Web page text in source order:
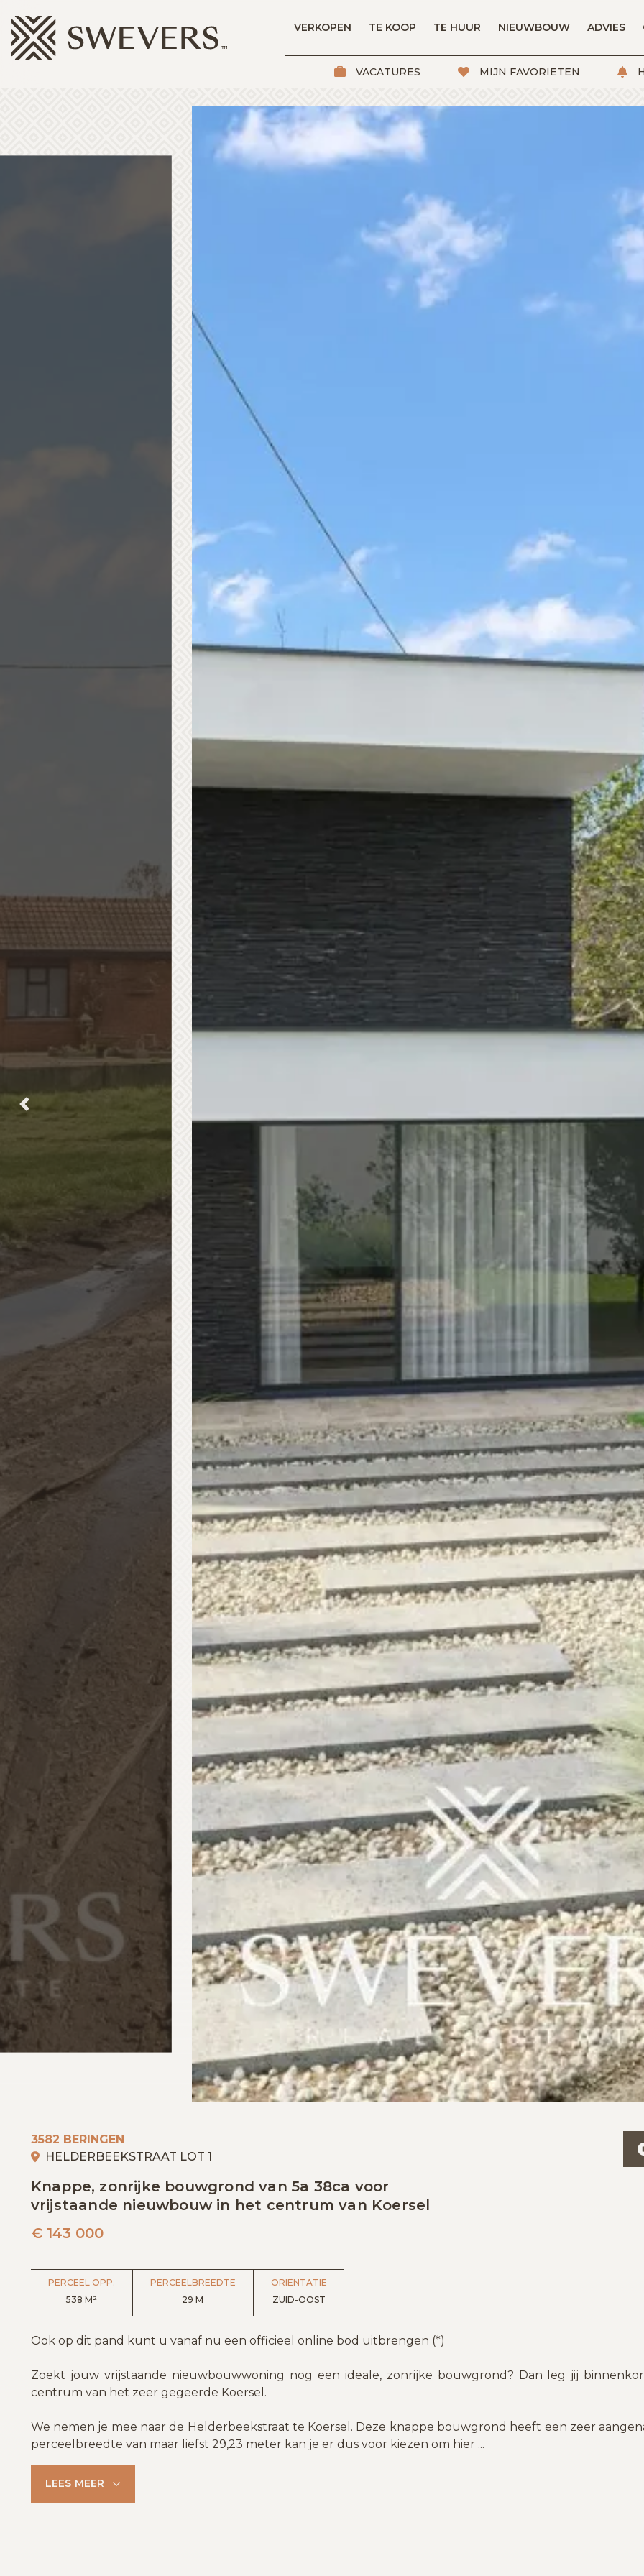
VACATURES MIJN FAVORIETEN
VERKOPEN TE KOOP TE HUUR NIEUWBOUW ADVIES
Previous
3582 BERINGEN
HELDERBEEKSTRAAT LOT 1
Knappe, zonrijke bouwgrond van 5a 38ca voor
vrijstaande nieuwbouw in het centrum van Koersel
€143 000
PERCEEL OPP.
538 M²
PERCEELBREEDTE
29 M
ORIËNTATIE
ZUID-OOST
Ook op dit pand kunt u vanaf nu een officieel online bod uitbrengen (*)
Zoekt jouw vrijstaande nieuwbouwwoning nog een ideale, zonrijke bouwgrond? Dan leg jij
centrum van het zeer gegeerde Koersel.
We nemen je mee naar de Helderbeekstraat te Koersel. Deze knappe bouwgrond heeft een zeer
perceelbreedte van maar liefst 29,23 meter kan je er dus voor kiezen om hier ...
LEES MEER